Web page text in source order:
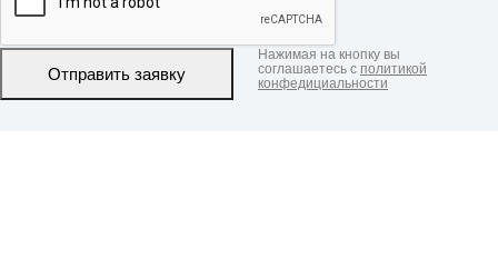
Отправить заявку
Нажимая на кнопку вы
соглашаетесь с политикой
конфедициальности